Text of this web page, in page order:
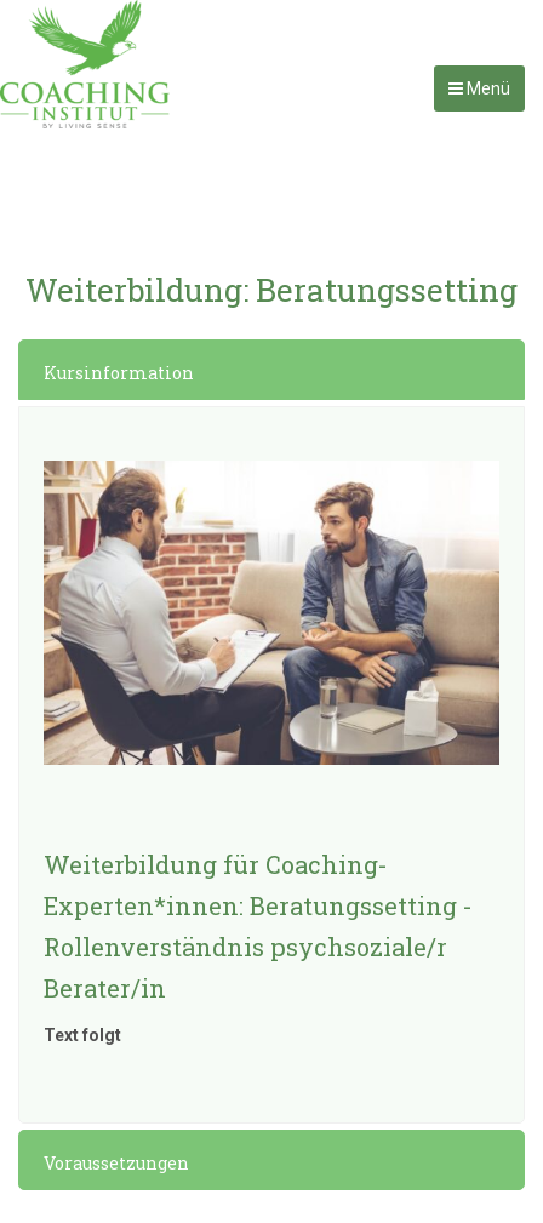
Menü
Weiterbildung: Beratungssetting
Kursinformation
Weiterbildung für Coaching-
Experten*innen: Beratungssetting -
Rollenverständnis psychsoziale/r
Berater/in
Text folgt
Voraussetzungen